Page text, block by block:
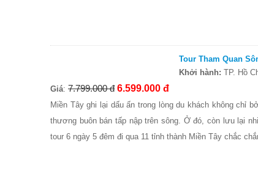
Tour Tham Quan
Khởi hành: TP. Hồ
Giá: 7.799.000 đ 6.599.000 đ
Miền Tây ghi lại dấu ấn trong lòng du khách không chỉ
thương buôn bán tấp nập trên sông. Ở đó, còn lưu lại
tour 6 ngày 5 đêm đi qua 11 tỉnh thành Miền Tây chắc